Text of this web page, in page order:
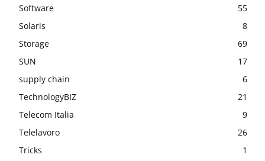
Software
55
Solaris
8
Storage
69
SUN
17
supply chain
6
TechnologyBIZ
21
Telecom Italia
9
Telelavoro
26
Tricks
1